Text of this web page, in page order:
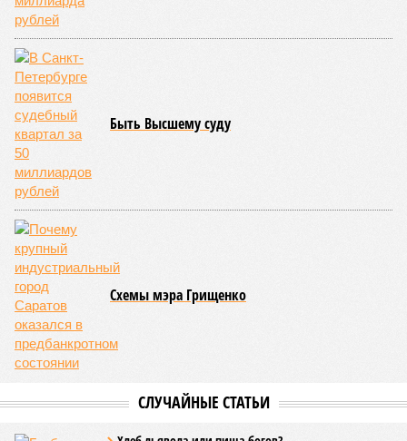
Быть Высшему суду
Схемы мэра Грищенко
СЛУЧАЙНЫЕ СТАТЬИ